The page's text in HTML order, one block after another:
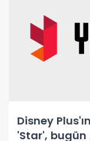
Disney
'Star',